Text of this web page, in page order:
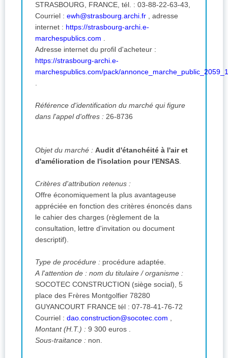
STRASBOURG, FRANCE, tél. : 03-88-22-63-43,
Courriel : ewh@strasbourg.archi.fr , adresse
internet : https://strasbourg-archi.e-
marchespublics.com .
Adresse internet du profil d'acheteur :
https://strasbourg-archi.e-
marchespublics.com/pack/
.
Référence d'identification du marché qui figure
dans l'appel d'offres : 26-8736
Objet du marché : Audit d'étanchéité à l'air et
d'amélioration de l'isolation pour l'ENSAS.
Critères d'attribution retenus :
Offre économiquement la plus avantageuse
appréciée en fonction des critères énoncés dans
le cahier des charges (règlement de la
consultation, lettre d'invitation ou document
descriptif).
Type de procédure : procédure adaptée.
A l'attention de : nom du titulaire / organisme :
SOCOTEC CONSTRUCTION (siège social), 5
place des Frères Montgolfier 78280
GUYANCOURT FRANCE tél : 07-78-41-76-72
Courriel : dao.construction@socotec.com ,
Montant (H.T.) : 9 300 euros .
Sous-traitance :non.